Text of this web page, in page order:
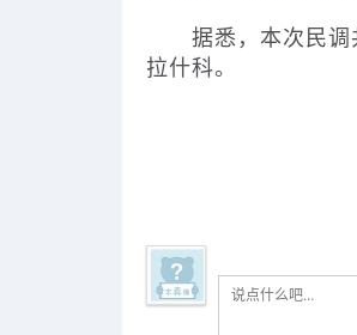
据悉，本次民调共
拉什科。